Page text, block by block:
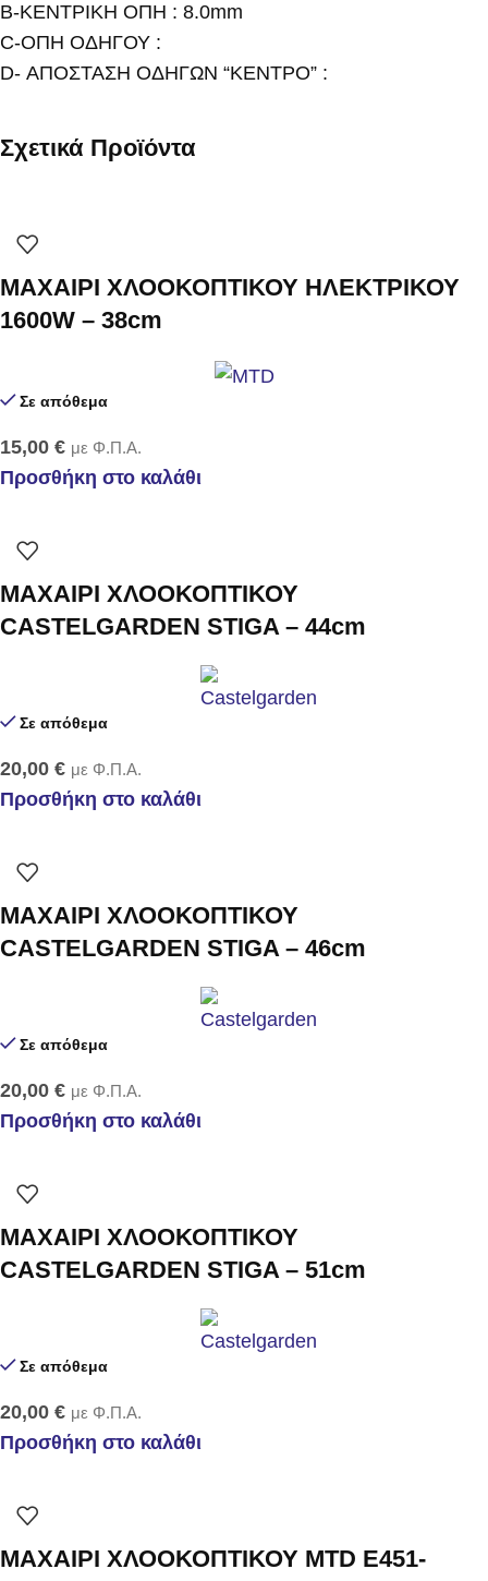
Β-ΚΕΝΤΡΙΚΗ ΟΠΗ : 8.0mm
C-ΟΠΗ ΟΔΗΓΟΥ :
D- ΑΠΟΣΤΑΣΗ ΟΔΗΓΩΝ “ΚΕΝΤΡΟ” :
Σχετικά Προϊόντα
ΜΑΧΑΙΡΙ ΧΛΟΟΚΟΠΤΙΚΟΥ ΗΛΕΚΤΡΙΚΟΥ
1600W – 38cm
Σε απόθεμα
15,00 € με Φ.Π.Α.
Προσθήκη στο καλάθι
ΜΑΧΑΙΡΙ ΧΛΟΟΚΟΠΤΙΚΟΥ
CASTELGARDEN STIGA – 44cm
Σε απόθεμα
20,00 € με Φ.Π.Α.
Προσθήκη στο καλάθι
ΜΑΧΑΙΡΙ ΧΛΟΟΚΟΠΤΙΚΟΥ
CASTELGARDEN STIGA – 46cm
Σε απόθεμα
20,00 € με Φ.Π.Α.
Προσθήκη στο καλάθι
ΜΑΧΑΙΡΙ ΧΛΟΟΚΟΠΤΙΚΟΥ
CASTELGARDEN STIGA – 51cm
Σε απόθεμα
20,00 € με Φ.Π.Α.
Προσθήκη στο καλάθι
ΜΑΧΑΙΡΙ ΧΛΟΟΚΟΠΤΙΚΟΥ MTD E451-